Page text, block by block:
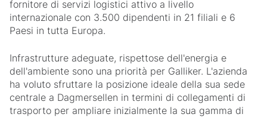
fornitore di servizi logistici attivo a livello
internazionale con 3.500 dipendenti in 21 filiali e 6
Paesi in tutta Europa.
Infrastrutture adeguate, rispettose dell'energia e
dell'ambiente sono una priorità per Galliker. L'azienda
ha voluto sfruttare la posizione ideale della sua sede
centrale a Dagmersellen in termini di collegamenti di
trasporto per ampliare inizialmente la sua gamma di